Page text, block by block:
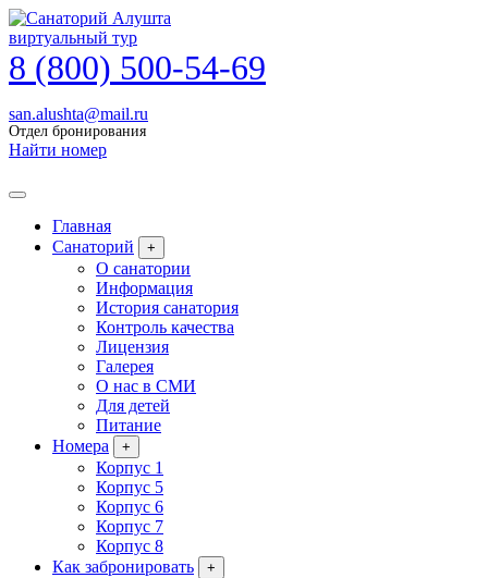
виртуальный тур
8 (800) 500-54-69
san.alushta@mail.ru
Отдел бронирования
Найти номер
Главная
Санаторий
+
О санатории
Информация
История санатория
Контроль качества
Лицензия
Галерея
О нас в СМИ
Для детей
Питание
Номера
+
Корпус 1
Корпус 5
Корпус 6
Корпус 7
Корпус 8
Как забронировать
+